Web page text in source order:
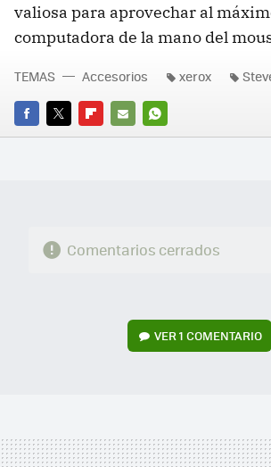
valiosa para aprovechar al
computadora de la mano del
FACEBOOK
TWITTERFLIPBOARD
E-
WHATSAPP
TEMAS Accesorios xerox
Comentarios cerrados
VER1 COMENTARIO